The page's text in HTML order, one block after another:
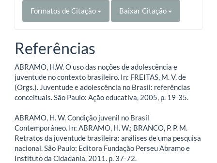
Formatos de Citação Baixar Citação
Referências
ABRAMO, H.W. O uso das noções de adolescência e
juventude no contexto brasileiro. In: FREITAS, M. V. de
(Orgs.). Juventude e adolescência no Brasil: referências
conceituais. São Paulo: Ação educativa, 2005, p. 19-35.
ABRAMO, H. W. Condição juvenil no Brasil
Contemporâneo. In: ABRAMO, H. W.; BRANCO, P. P. M.
Retratos da juventude brasileira: análises de uma pesquisa
nacional. São Paulo: Editora Fundação Perseu Abramo e
Instituto da Cidadania, 2011. p. 37-72.